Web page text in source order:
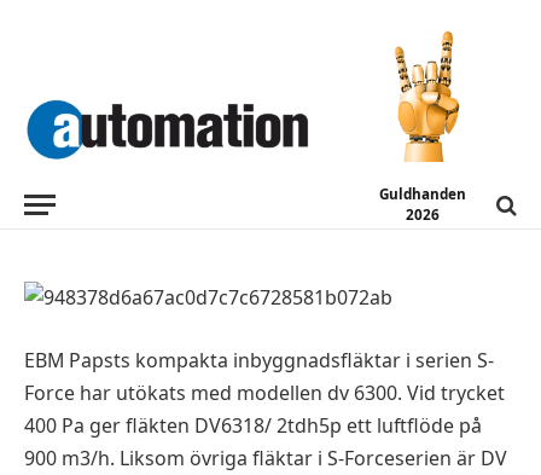
Guldhanden
2026
Kompakt fläkt för
industriautomation
EBM Papsts kompakta inbyggnadsfläktar i serien S-
Force har utökats med modellen dv 6300. Vid trycket
400 Pa ger fläkten DV6318/ 2tdh5p ett luftflöde på
900 m3/h. Liksom övriga fläktar i S-Forceserien är DV